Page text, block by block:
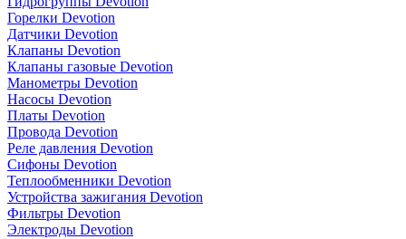
Горелки Devotion
Датчики Devotion
Клапаны Devotion
Клапаны газовые Devotion
Манометры Devotion
Насосы Devotion
Платы Devotion
Провода Devotion
Реле давления Devotion
Сифоны Devotion
Теплообменники Devotion
Устройства зажигания Devotion
Фильтры Devotion
Электроды Devotion